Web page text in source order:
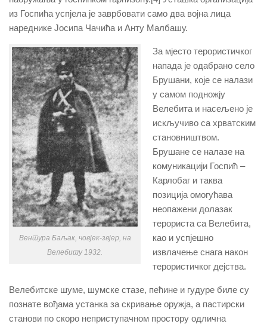
из Госпића успјела је заврбовати само два војна лица
нареднике Јосипа Чачића и Анту Малбашу.
Вентура Баљак, човјек-звјер, на
Велебиту 1932.
За мјесто терористичког
напада је одабрано село
Брушани, које се налази
у самом подножју
Велебита и насељено је
искључиво са хрватским
становништвом.
Брушане се налазе на
комуникацији Госпић –
Карлобаг и таква
позиција омогућава
неопажени долазак
терориста са Велебита,
као и успјешно
извлачење снага након
терористичког дејства.
Велебитске шуме, шумске стазе, пећине и гудуре биле су
познате вођама устанка за скривање оружја, а пастирски
станови по скоро неприступачном простору одлична